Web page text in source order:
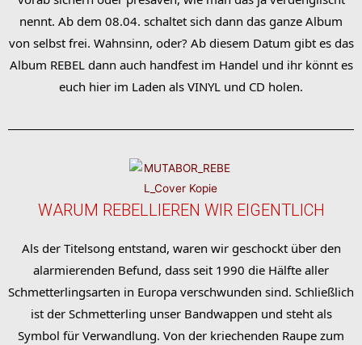
nennt. Ab dem 08.04. schaltet sich dann das ganze Album
von selbst frei. Wahnsinn, oder? Ab diesem Datum gibt es das
Album REBEL dann auch handfest im Handel und ihr könnt es
euch hier im Laden als VINYL und CD holen.
WARUM REBELLIEREN WIR EIGENTLICH
Als der Titelsong entstand, waren wir geschockt über den
alarmierenden Befund, dass seit 1990 die Hälfte aller
Schmetterlingsarten in Europa verschwunden sind. Schließlich
ist der Schmetterling unser Bandwappen und steht als
Symbol für Verwandlung. Von der kriechenden Raupe zum